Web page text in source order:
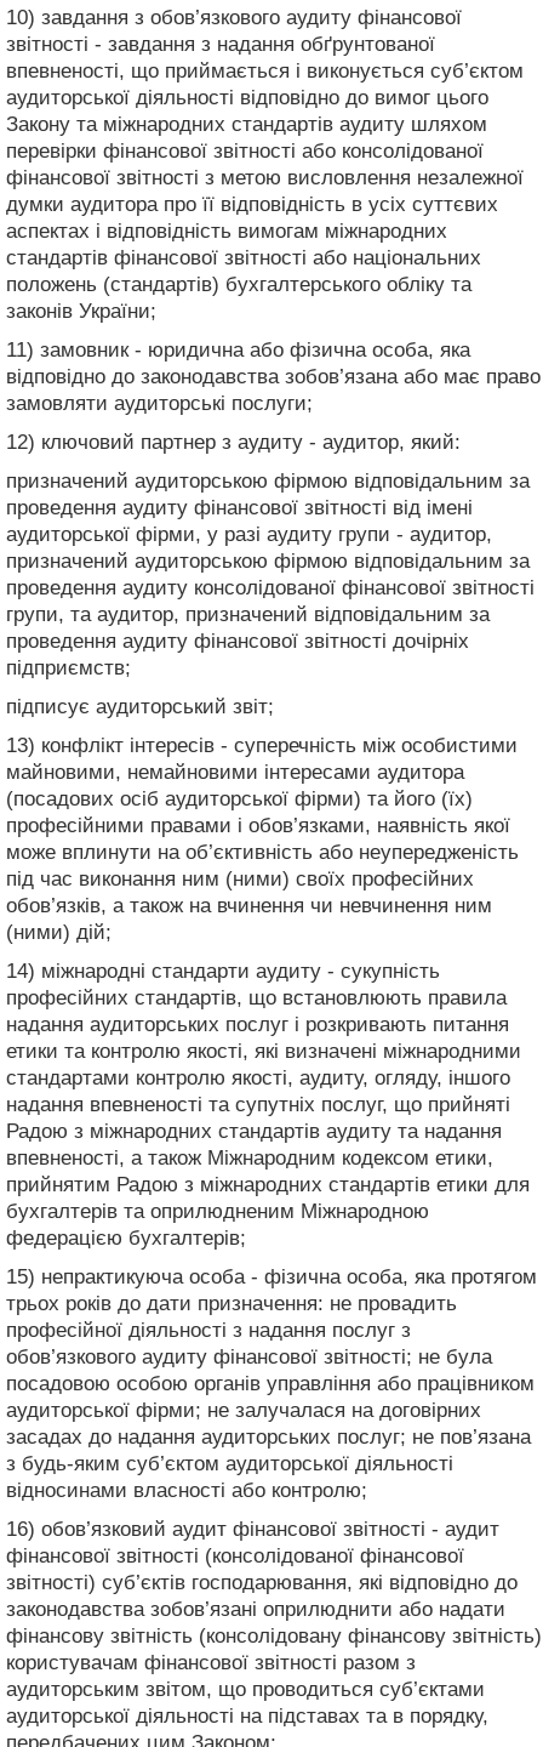
10) завдання з обов’язкового аудиту фінансової
звітності - завдання з надання обґрунтованої
впевненості, що приймається і виконується суб’єктом
аудиторської діяльності відповідно до вимог цього
Закону та міжнародних стандартів аудиту шляхом
перевірки фінансової звітності або консолідованої
фінансової звітності з метою висловлення незалежної
думки аудитора про її відповідність в усіх суттєвих
аспектах і відповідність вимогам міжнародних
стандартів фінансової звітності або національних
положень (стандартів) бухгалтерського обліку та
законів України;
11) замовник - юридична або фізична особа, яка
відповідно до законодавства зобов’язана або має право
замовляти аудиторські послуги;
12) ключовий партнер з аудиту - аудитор, який:
призначений аудиторською фірмою відповідальним за
проведення аудиту фінансової звітності від імені
аудиторської фірми, у разі аудиту групи - аудитор,
призначений аудиторською фірмою відповідальним за
проведення аудиту консолідованої фінансової звітності
групи, та аудитор, призначений відповідальним за
проведення аудиту фінансової звітності дочірніх
підприємств;
підписує аудиторський звіт;
13) конфлікт інтересів - суперечність між особистими
майновими, немайновими інтересами аудитора
(посадових осіб аудиторської фірми) та його (їх)
професійними правами і обов’язками, наявність якої
може вплинути на об’єктивність або неупередженість
під час виконання ним (ними) своїх професійних
обов’язків, а також на вчинення чи невчинення ним
(ними) дій;
14) міжнародні стандарти аудиту - сукупність
професійних стандартів, що встановлюють правила
надання аудиторських послуг і розкривають питання
етики та контролю якості, які визначені міжнародними
стандартами контролю якості, аудиту, огляду, іншого
надання впевненості та супутніх послуг, що прийняті
Радою з міжнародних стандартів аудиту та надання
впевненості, а також Міжнародним кодексом етики,
прийнятим Радою з міжнародних стандартів етики для
бухгалтерів та оприлюдненим Міжнародною
федерацією бухгалтерів;
15) непрактикуюча особа - фізична особа, яка протягом
трьох років до дати призначення: не провадить
професійної діяльності з надання послуг з
обов’язкового аудиту фінансової звітності; не була
посадовою особою органів управління або працівником
аудиторської фірми; не залучалася на договірних
засадах до надання аудиторських послуг; не пов’язана
з будь-яким суб’єктом аудиторської діяльності
відносинами власності або контролю;
16) обов’язковий аудит фінансової звітності - аудит
фінансової звітності (консолідованої фінансової
звітності) суб’єктів господарювання, які відповідно до
законодавства зобов’язані оприлюднити або надати
фінансову звітність (консолідовану фінансову звітність)
користувачам фінансової звітності разом з
аудиторським звітом, що проводиться суб’єктами
аудиторської діяльності на підставах та в порядку,
передбачених цим Законом;